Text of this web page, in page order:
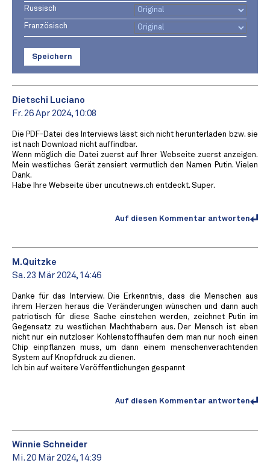
Russisch
Französisch
Speichern
Dietschi Luciano
Fr. 26 Apr 2024, 10:08
Die PDF-Datei des Interviews lässt sich nicht herunterladen bzw. sie
ist nach Download nicht auffindbar.
Wenn möglich die Datei zuerst auf Ihrer Webseite zuerst anzeigen.
Mein westliches Gerät zensiert vermutlich den Namen Putin. Vielen
Dank.
Habe Ihre Webseite über uncutnews.ch entdeckt. Super.
Auf diesen Kommentar antworten
M.Quitzke
Sa. 23 Mär 2024, 14:46
Danke für das Interview. Die Erkenntnis, dass die Menschen aus
ihrem Herzen heraus die Veränderungen wünschen und dann auch
patriotisch für diese Sache einstehen werden, zeichnet Putin im
Gegensatz zu westlichen Machthabern aus. Der Mensch ist eben
nicht nur ein nutzloser Kohlenstoffhaufen dem man nur noch einen
Chip einpflanzen muss, um dann einem menschenverachtenden
System auf Knopfdruck zu dienen.
Ich bin auf weitere Veröffentlichungen gespannt
Auf diesen Kommentar antworten
Winnie Schneider
Mi. 20 Mär 2024, 14:39